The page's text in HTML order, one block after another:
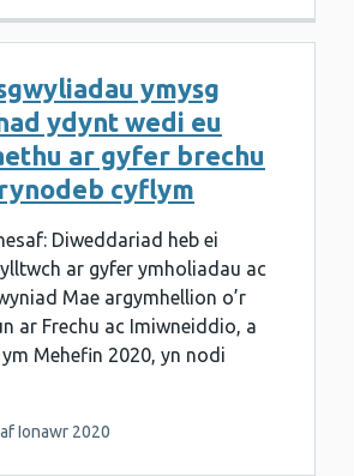
ymysg
ydynt wedi eu
ar gyfer brechu
cyflym
Diweddariad heb ei
ar gyfer ymholiadau ac
Mae argymhellion o’r
ar Frechu ac Imiwneiddio, a
Mehefin 2020, yn nodi
Ionawr 2020